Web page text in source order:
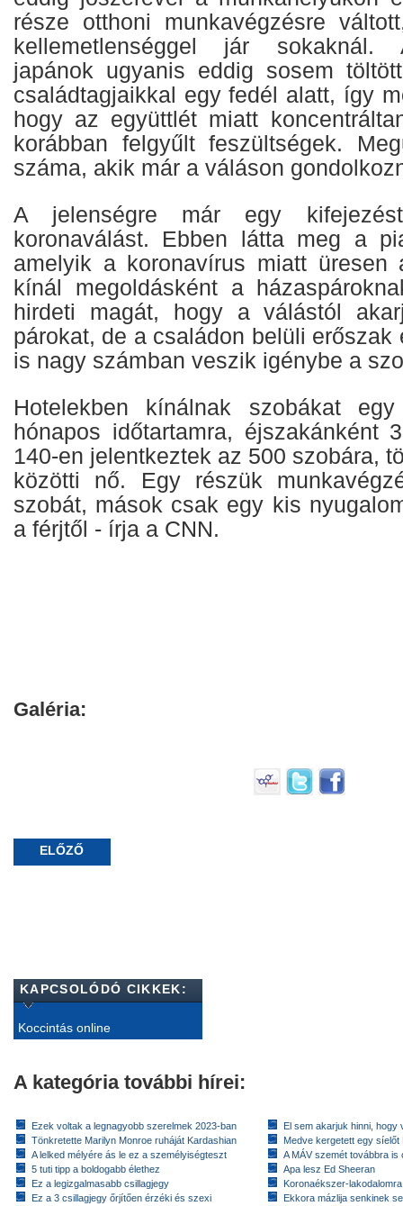
része otthoni munkavégzésre
kellemetlenséggel jár sokaknál.
japánok ugyanis eddig sosem
családtagjaikkal egy fedél alatt, így
hogy az együttlét miatt
korábban felgyűlt feszültségek.
száma, akik már a váláson
A jelenségre már egy
koronaválást. Ebben látta meg a
amelyik a koronavírus miatt üresen
kínál megoldásként a
hirdeti magát, hogy a válástól
párokat, de a családon belüli erőszak
is nagy számban veszik igénybe a
Hotelekben kínálnak szobákat
hónapos időtartamra, éjszakánként
140-en jelentkeztek az 500 szobára,
közötti nő. Egy részük
szobát, mások csak egy kis
a férjtől - írja a CNN.
Galéria:
ELŐZŐ
KAPCSOLÓDÓ CIKKEK:
Koccintás online
A kategória további hírei:
Ezek voltak a legnagyobb szerelmek 2023-ban
Tönkretette Marilyn Monroe ruháját Kardashian
A lelked mélyére ás le ez a személyiségteszt
5 tuti tipp a boldogabb élethez
Ez a legizgalmasabb csillagjegy
Ez a 3 csillagjegy őrjítően érzéki és szexi
El sem akarjuk hinni, hogy
Medve kergetett egy síelőt
A MÁV szemét továbbra is
Apa lesz Ed Sheeran
Koronaékszer-
Ekkora mázlija senkinek